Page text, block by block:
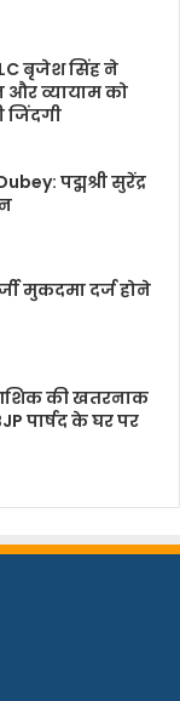
बृजेश सिंह ने
और व्यायाम को
जिंदगी
पद्मश्री सुरेंद्र
मुकदमा दर्ज होने
की खतरनाक
पार्षद के घर पर